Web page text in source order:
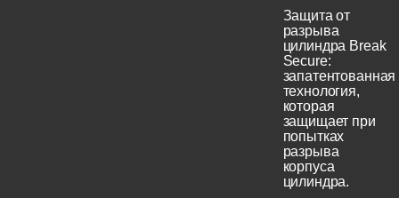
Защита от
разрыва
цилиндра Break
Secure:
запатентованная
технология,
которая
защищает при
попытках
разрыва
корпуса
цилиндра.